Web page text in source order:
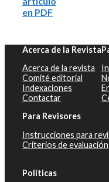
en PDF
Acerca de la Revista
Acerca de la revista
Comité editorial
Indexaciones
Contactar
Para Revisores
Instrucciones para
Criterios de evaluación
Políticas